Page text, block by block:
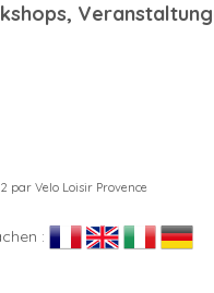
par Velo Loisir Provence
: